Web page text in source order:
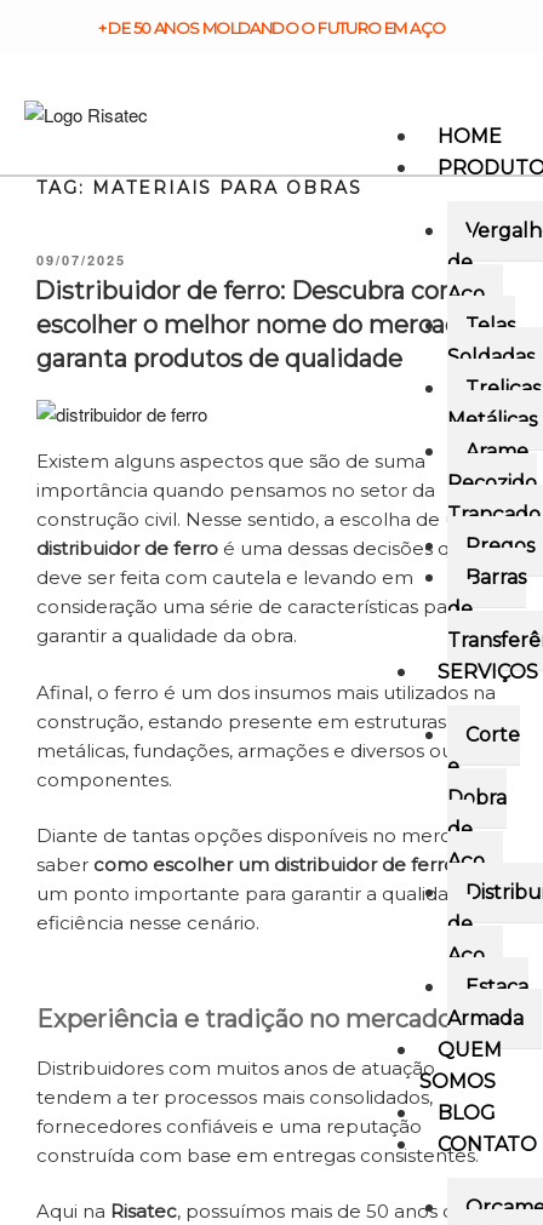
+ DE 50 ANOS MOLDANDO O FUTURO EM AÇO
HOME
de
Aço
Telas
Soldadas
Treliças
Metálicas
Arame
Recozido
Trançado
Pregos
Barras
de
SERVIÇOS
Corte
e
Dobra
de
Aço
de
Aço
Estaca
Armada
QUEM
SOMOS
BLOG
CONTATO
TAG: MATERIAIS PARA OBRAS
09/07/2025
Distribuidor de ferro: Descubra como
escolher o melhor nome do mercado e
garanta produtos de qualidade
Existem alguns aspectos que são de suma
importância quando pensamos no setor da
construção civil. Nesse sentido, a escolha de um
distribuidor de ferro é uma dessas decisões que
deve ser feita com cautela e levando em
consideração uma série de características para
garantir a qualidade da obra.
Afinal, o ferro é um dos insumos mais utilizados na
construção, estando presente em estruturas
metálicas, fundações, armações e diversos outros
componentes.
Diante de tantas opções disponíveis no mercado,
saber como escolher um distribuidor de ferroé
um ponto importante para garantir a qualidade e a
eficiência nesse cenário.
Experiência e tradição no mercado
Distribuidores com muitos anos de atuação
tendem a ter processos mais consolidados,
fornecedores confiáveis e uma reputação
construída com base em entregas consistentes.
Aqui na Risatec, possuímos mais de 50 anos de